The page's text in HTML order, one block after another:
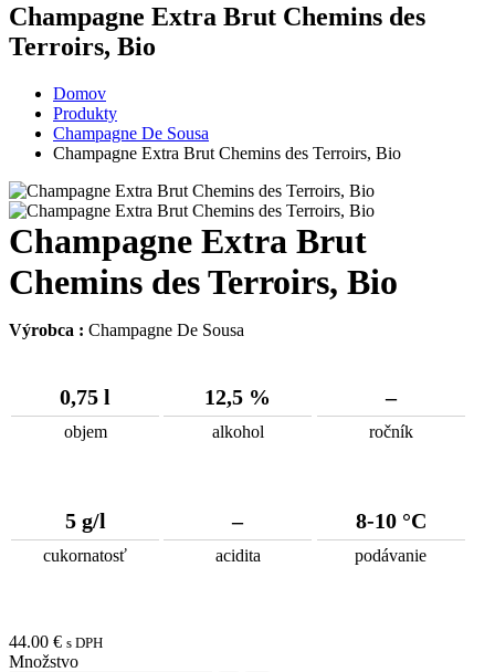
Champagne Extra Brut Chemins des
Terroirs, Bio
Domov
Produkty
Champagne De Sousa
Champagne Extra Brut Chemins des Terroirs, Bio
Champagne Extra Brut
Chemins des Terroirs, Bio
Výrobca : Champagne De Sousa
0,75 l
objem
12,5 %
alkohol
–
ročník
5 g/l
cukornatosť
–
acidita
8-10 °C
podávanie
44.00 € s DPH
Množstvo